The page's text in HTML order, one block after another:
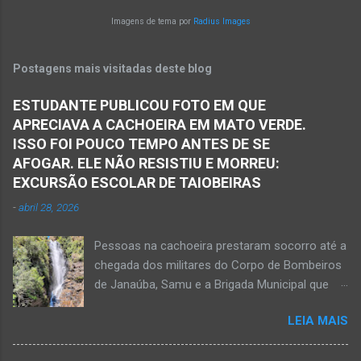
Norte de Minas. Ainda segundo a polícia, o
natureza nos proporciona. Isso é aqui em
bairro Gameleira, na região da Serra Geral, no
nova visão urbanística na avenida Osvaldo
Cruz, perto da ponte de ferro e do rio Gorutuba.
Vasos, brinquedos e outros objetos são
usados para receber flores e plantas que
enfeitam o ambiente. Parabéns aos moradores
mais agradável, sustentável, linda e limpa.
Imagens de tema por Radius Images
Postagens mais visitadas deste blog
ESTUDANTE PUBLICOU FOTO EM QUE
APRECIAVA A CACHOEIRA EM MATO VERDE.
ISSO FOI POUCO TEMPO ANTES DE SE
AFOGAR. ELE NÃO RESISTIU E MORREU:
EXCURSÃO ESCOLAR DE TAIOBEIRAS
-abril 28, 2026
Pessoas na cachoeira prestaram socorro até a
chegada dos militares do Corpo de Bombeiros
de Janaúba, Samu e a Brigada Municipal que
resistiu e foi a óbito Foto álbum pessoal Kauan
Pereira Alves publicou em sua rede social a
LEIA MAIS